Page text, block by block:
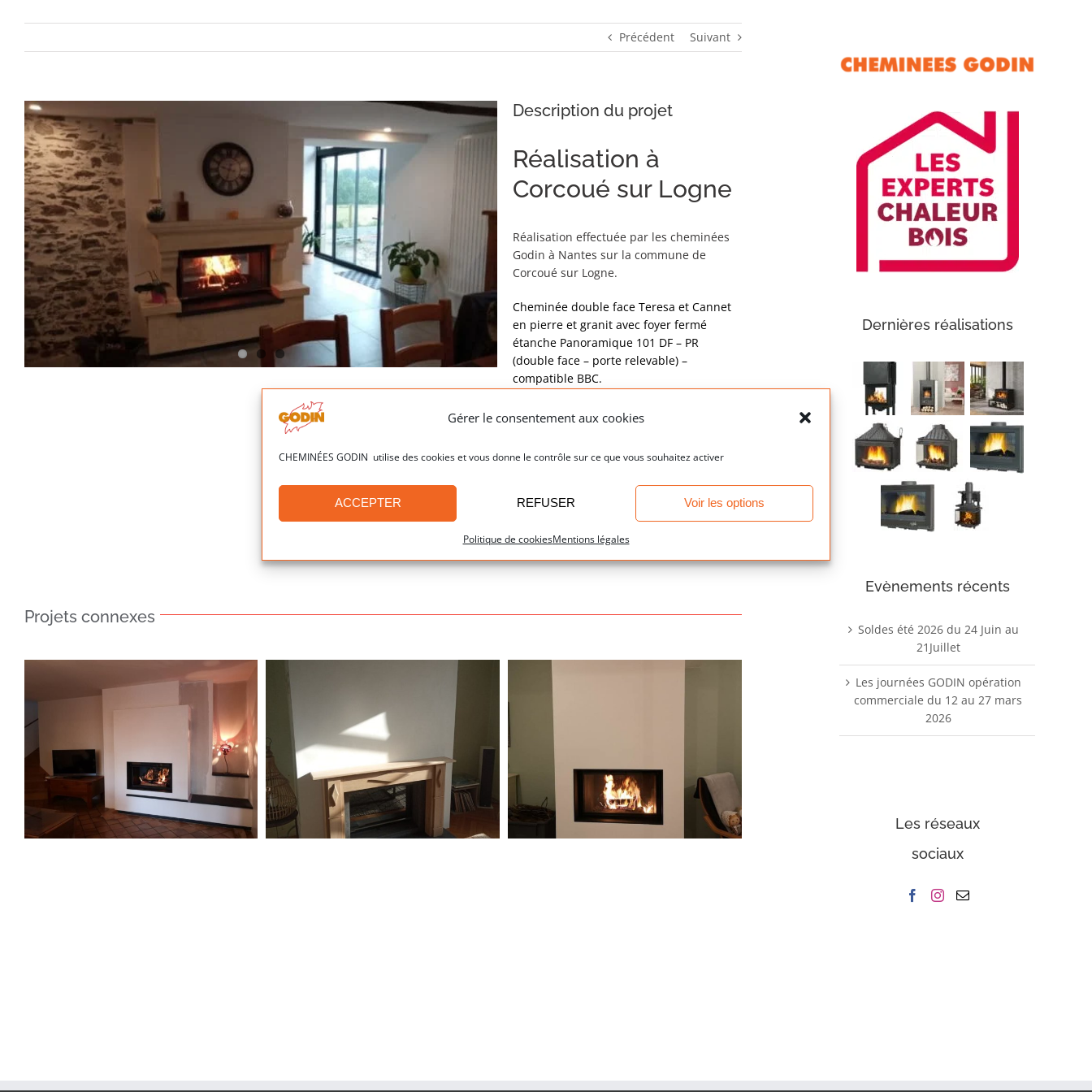
Gérer le consentement aux cookies
CHEMINÉES GODIN utilise des cookies et vous donne le contrôle sur ce que vous souhaitez activer
ACCEPTER REFUSER Voir les options
Politique de cookiesMentions légales
Précédent Suivant
View
Larger
Image
Description du projet
Réalisation à
Corcoué sur Logne
Réalisation effectuée par les cheminées
Godin à Nantes sur la commune de
Corcoué sur Logne.
Cheminée double face Teresa et Cannet
en pierre et granit avec foyer fermé
étanche Panoramique 101 DF – PR
(double face – porte relevable) –
compatible BBC.
Détails du projet
Catégories:
Cheminées : Nos réalisations
Projets connexes
Dernières réalisations
Evènements récents
Soldes été 2026 du 24 Juin au
21Juillet
Les journées GODIN opération
commerciale du 12 au 27 mars
2026
Les réseaux
sociaux